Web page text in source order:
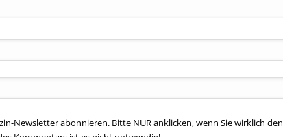
Newsletter abonnieren. Bitte NUR anklicken, wenn Sie wirklich den